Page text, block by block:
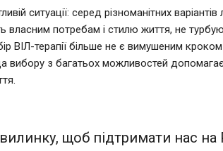
ситуації: серед різноманітних варіантів
власним потребам і стилю життя, не
ВІЛ-терапії більше не є вимушеним
вибору з багатьох можливостей
щоб підтримати нас на